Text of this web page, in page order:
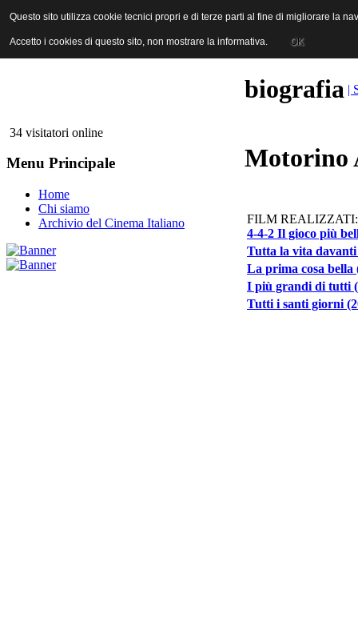
ANICA | Associazione Nazionale Industrie Cinematografiche
34 visitatori online
Menu Principale
Home
Chi siamo
Archivio del Cinema Italiano
biografia |
Motorino
FILM REALIZZATI:
4-4-2 Il gioco più
Tutta la vita davanti
La prima cosa bella
I più grandi di tutti
Tutti i santi giorni
Questo sito utilizza cookie tecnici propri e di terze parti al fine di migliorare la
Accetto i cookies di questo sito, non mostrare la informativa. OK
Questo sito utilizza cookie tecnici propri e di terze parti al fine di migliorare la
Accetto i cookies di questo sito, non mostrare la informativa. OK